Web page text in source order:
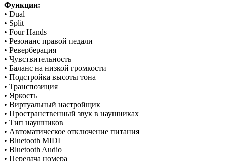
Функции:
• Dual
• Split
• Four Hands
• Резонанс правой педали
• Реверберация
• Чувствительность
• Баланс на низкой громкости
• Подстройка высоты тона
• Транспозиция
• Яркость
• Виртуальный настройщик
• Пространственный звук в наушниках
• Тип наушников
• Автоматическое отключение питания
• Bluetooth MIDI
• Bluetooth Audio
• Передача номера